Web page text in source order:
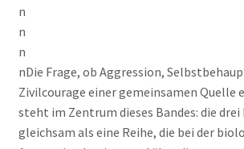
n
n
n
nDie Frage, ob Aggression,
Zivilcourage einer gemeinsamen Quelle
steht im Zentrum dieses Bandes: die drei
gleichsam als eine Reihe, die bei der